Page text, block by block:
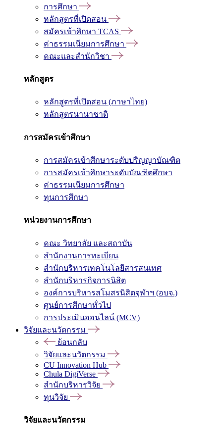
การศึกษา
หลักสูตรที่เปิดสอน
สมัครเข้าศึกษา TCAS
ค่าธรรมเนียมการศึกษา
คณะและสำนักวิชา
หลักสูตร
หลักสูตรที่เปิดสอน (ภาษาไทย)
หลักสูตรนานาชาติ
การสมัครเข้าศึกษา
การสมัครเข้าศึกษาระดับปริญญาบัณฑิต
การสมัครเข้าศึกษาระดับบัณฑิตศึกษา
ค่าธรรมเนียมการศึกษา
ทุนการศึกษา
หน่วยงานการศึกษา
คณะ วิทยาลัย และสถาบัน
สำนักงานการทะเบียน
สำนักบริหารเทคโนโลยีสารสนเทศ
สำนักบริหารกิจการนิสิต
องค์การบริหารสโมสรนิสิตจุฬาฯ (อบจ.)
ศูนย์การศึกษาทั่วไป
การประเมินออนไลน์ (MCV)
วิจัยและนวัตกรรม
ย้อนกลับ
วิจัยและนวัตกรรม
CU Innovation Hub
Chula DigiVerse
สำนักบริหารวิจัย
ทุนวิจัย
วิจัยและนวัตกรรม